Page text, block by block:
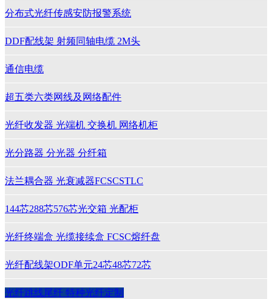
分布式光纤传感安防报警系统
DDF配线架 射频同轴电缆 2M头
通信电缆
超五类六类网线及网络配件
光纤收发器 光端机 交换机 网络机柜
光分路器 分光器 分纤箱
法兰耦合器 光衰减器FCSCSTLC
144芯288芯576芯光交箱 光配柜
光纤终端盒 光缆接续盒 FCSC熔纤盘
光纤配线架ODF单元24芯48芯72芯
光纤跳线尾纤 特种光纤定制